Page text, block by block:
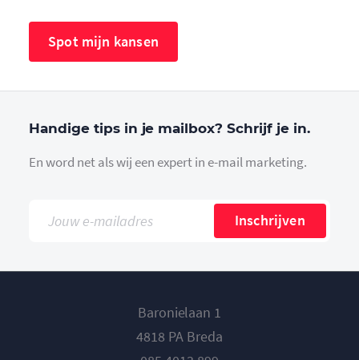
Spot mijn kansen
Handige tips in je mailbox? Schrijf je in.
En word net als wij een expert in e-mail marketing.
Inschrijven
Baronielaan 1
4818 PA Breda